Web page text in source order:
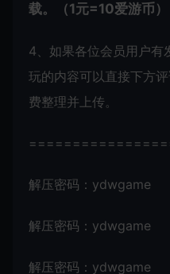
载。（1元=10爱游币）
4、如果各位会员用户有
玩的内容可以直接下方
费整理并上传。
解压密码：ydwgame
解压密码：ydwgame
解压密码：ydwgame